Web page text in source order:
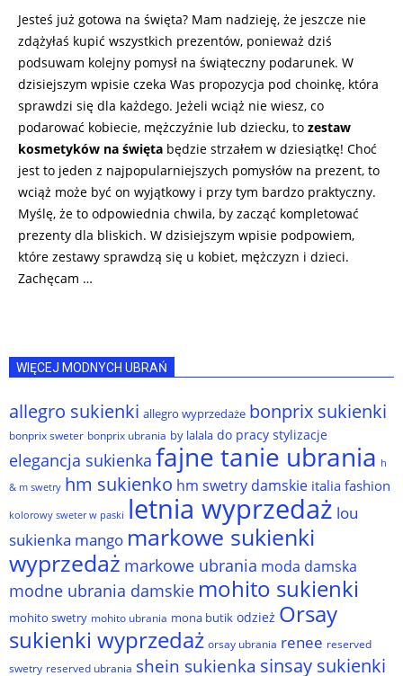
Jesteś już gotowa na święta? Mam nadzieję, że jeszcze nie
zdążyłaś kupić wszystkich prezentów, ponieważ dziś
podsuwam kolejny pomysł na świąteczny podarunek. W
dzisiejszym wpisie czeka Was propozycja pod choinkę, która
sprawdzi się dla każdego. Jeżeli wciąż nie wiesz, co
podarować kobiecie, mężczyźnie lub dziecku, to zestaw
kosmetyków na święta będzie strzałem w dziesiątkę! Choć
jest to jeden z najpopularniejszych pomysłów na prezent, to
wciąż może być on wyjątkowy i przy tym bardzo praktyczny.
Myślę, że to odpowiednia chwila, by zacząć kompletować
prezenty dla bliskich. W dzisiejszym wpisie podpowiem,
które zestawy sprawdzą się u kobiet, mężczyzn i dzieci.
Zachęcam …
WIĘCEJ MODNYCH UBRAŃ
allegro sukienki allegro wyprzedaże bonprix sukienki
bonprix sweter bonprix ubrania by lalala do pracy stylizacje
elegancja sukienka fajne tanie ubrania h
& m swetry hm sukienko hm swetry damskie italia fashion
kolorowy sweter w paski letnia wyprzedaż lou
sukienka mango markowe sukienki
wyprzedaż markowe ubrania moda damska
modne ubrania damskie mohito sukienki
mohito swetry mohito ubrania mona butik odzież Orsay
sukienki wyprzedaż orsay ubrania renee reserved
swetry reserved ubrania shein sukienka sinsay sukienki